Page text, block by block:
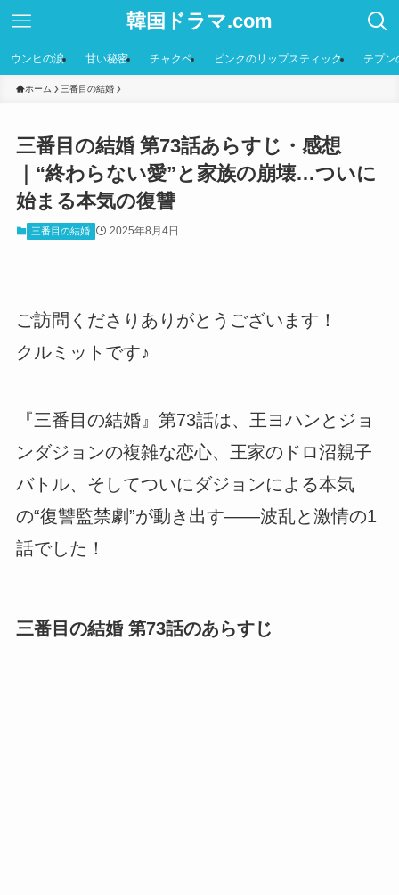
韓国ドラマ.com
ウンヒの涙 甘い秘密 チャクペ ピンクのリップスティック テプン
ホーム 三番目の結婚
三番目の結婚 第73話あらすじ・感想
｜“終わらない愛”と家族の崩壊…ついに
始まる本気の復讐
三番目の結婚 2025年8月4日
ご訪問くださりありがとうございます！
クルミットです♪
『三番目の結婚』第73話は、王ヨハンとジョ
ンダジョンの複雑な恋心、王家のドロ沼親子
バトル、そしてついにダジョンによる本気
の“復讐監禁劇”が動き出す――波乱と激情の1
話でした！
三番目の結婚 第73話のあらすじ